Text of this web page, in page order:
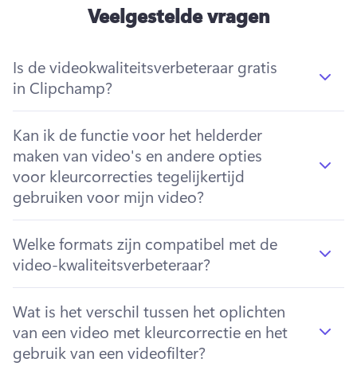
Veelgestelde vragen
Is de videokwaliteitsverbeteraar gratis
in Clipchamp?
Kan ik de functie voor het helderder
maken van video's en andere opties
voor kleurcorrecties tegelijkertijd
gebruiken voor mijn video?
Welke formats zijn compatibel met de
video-kwaliteitsverbeteraar?
Wat is het verschil tussen het oplichten
van een video met kleurcorrectie en het
gebruik van een videofilter?